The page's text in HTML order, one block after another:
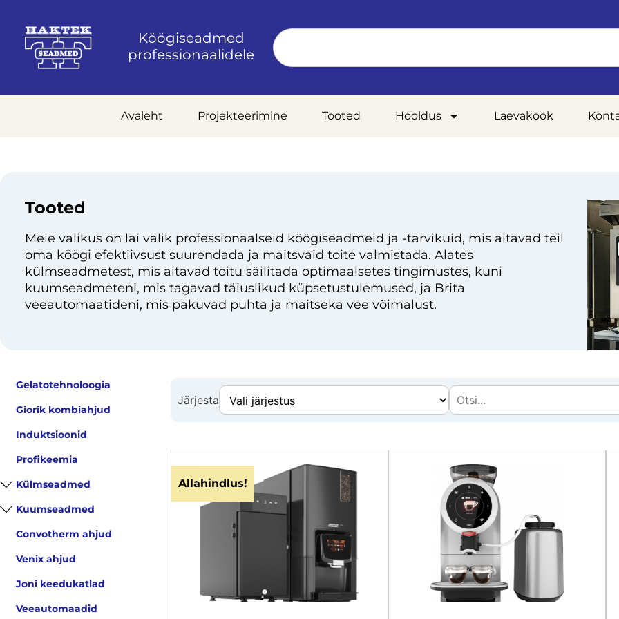
Köögiseadmed
professionaalidele
Avaleht Projekteerimine Tooted Hooldus Laevaköök
Tooted
Meie valikus on lai valik professionaalseid köögiseadmeid ja -tarvikuid, mis aitavad teil
oma köögi efektiivsust suurendada ja maitsvaid toite valmistada. Alates
külmseadmetest, mis aitavad toitu säilitada optimaalsetes tingimustes, kuni
kuumseadmeteni, mis tagavad täiuslikud küpsetustulemused, ja Brita
veeautomaatideni, mis pakuvad puhta ja maitseka vee võimalust.
Gelatotehnoloogia
Giorik kombiahjud
Induktsioonid
Profikeemia
Külmseadmed
Kuumseadmed
Convotherm ahjud
Venix ahjud
Joni keedukatlad
Veeautomaadid
Järjesta
Allahindlus!